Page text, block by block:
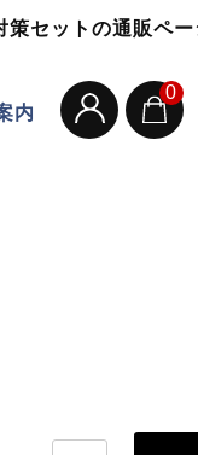
セットの通販ペ
0
内